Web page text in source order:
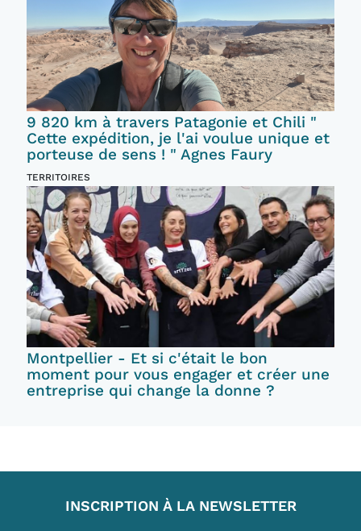
9 820 km à travers Patagonie et Chili "
Cette expédition, je l'ai voulue unique et
porteuse de sens ! " Agnes Faury
TERRITOIRES
Montpellier - Et si c'était le bon
moment pour vous engager et créer une
entreprise qui change la donne ?
INSCRIPTION À LA NEWSLETTER